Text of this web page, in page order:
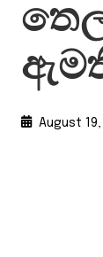
August 19,